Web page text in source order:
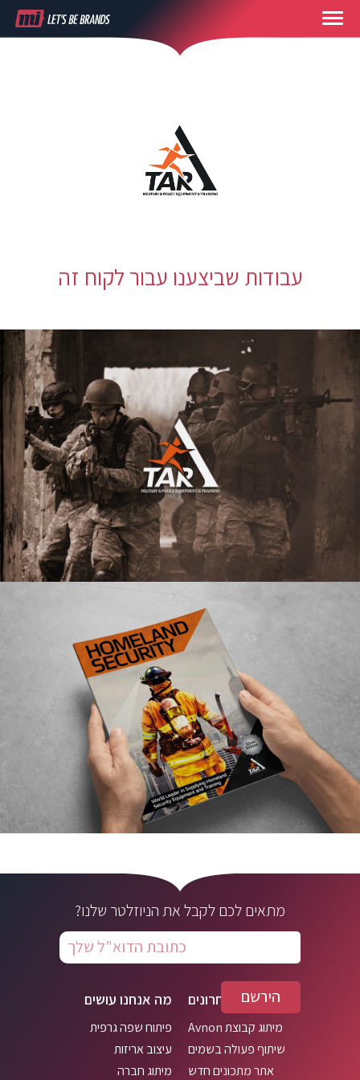
עבודות שביצענו עבור לקוח זה
מתאים לכם לקבל את הניוזלטר שלנו?
מה אנחנו עושים
פיתוח שפה גרפית
עיצוב אריזות
מיתוג חברה
פרויקטים אחרונים
מיתוג קבוצת Avnon
שיתוף פעולה בשמים
אתר מתכונים חדש